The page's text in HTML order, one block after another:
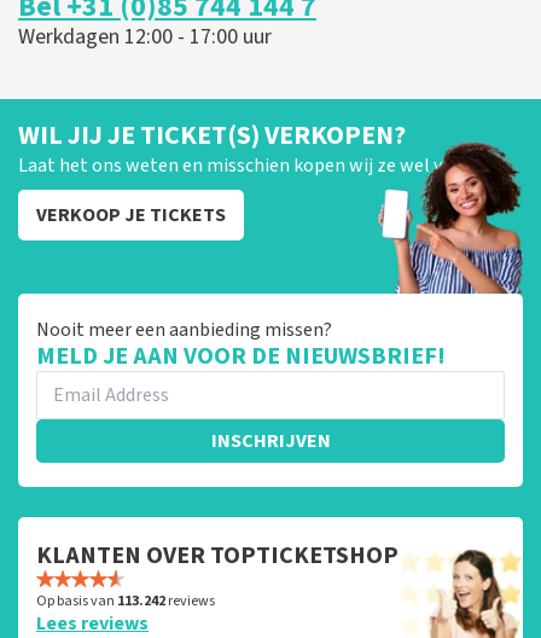
Werkdagen 12:00 - 17:00 uur
WIL JIJ JE TICKET(S) VERKOPEN?
Laat het ons weten en misschien kopen wij ze wel van je!
VERKOOP JE TICKETS
Nooit meer een aanbieding missen?
MELD JE AAN VOOR DE NIEUWSBRIEF!
INSCHRIJVEN
KLANTEN OVER TOPTICKETSHOP
Op basis van 113.242reviews
Lees reviews